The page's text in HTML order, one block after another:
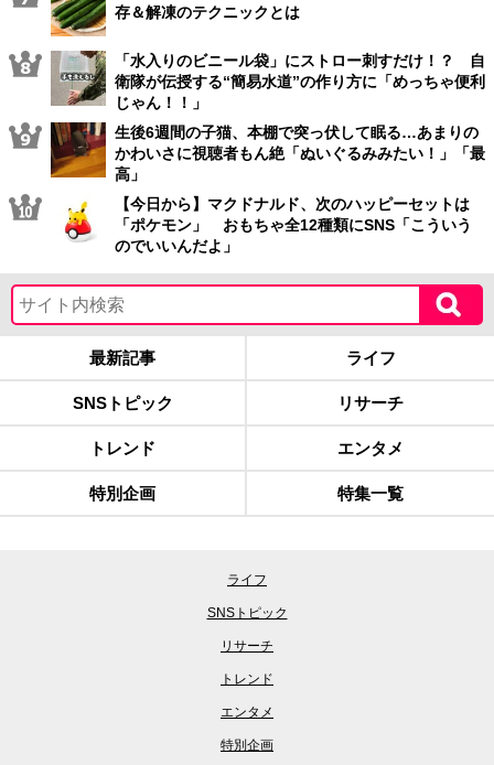
存＆解凍のテクニックとは
「水入りのビニール袋」にストロー刺すだけ！？ 自
衛隊が伝授する“簡易水道”の作り方に「めっちゃ便利
じゃん！！」
生後6週間の子猫、本棚で突っ伏して眠る…あまりの
かわいさに視聴者もん絶「ぬいぐるみみたい！」「最
高」
【今日から】マクドナルド、次のハッピーセットは
「ポケモン」 おもちゃ全12種類にSNS「こういう
のでいいんだよ」
最新記事 ライフ
SNSトピック リサーチ
トレンド エンタメ
特別企画 特集一覧
ライフ
SNSトピック
リサーチ
トレンド
エンタメ
特別企画